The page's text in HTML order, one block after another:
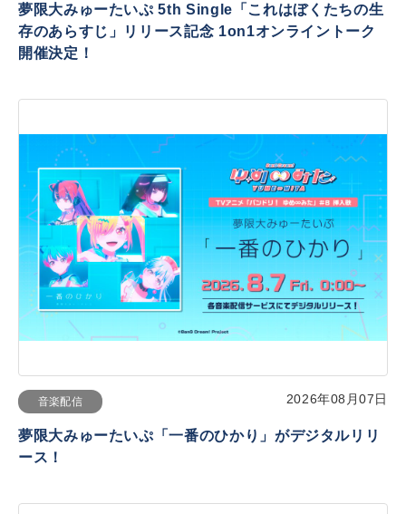
夢限大みゅーたいぷ 5th Single「これはぼくたちの生
存のあらすじ」リリース記念 1on1オンライントーク
開催決定！
音楽配信 2026年08月07日
夢限大みゅーたいぷ「一番のひかり」がデジタルリリ
ース！